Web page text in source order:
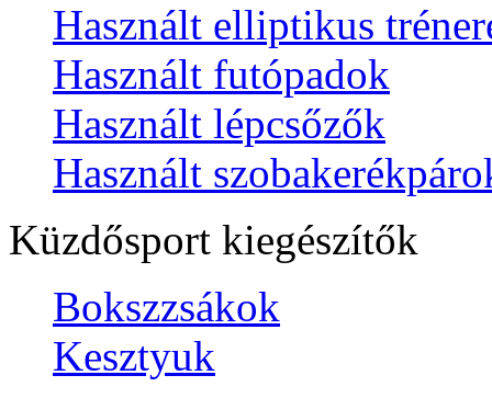
Használt elliptikus
Használt futópadok
Használt lépcsőzők
Használt
Küzdősport kiegészítők
Bokszzsákok
Kesztyuk